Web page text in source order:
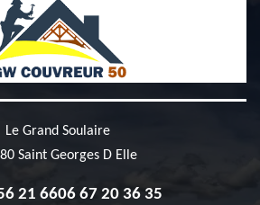
Le Grand Soulaire
Saint Georges D Elle
21 6606 67 20 36 35